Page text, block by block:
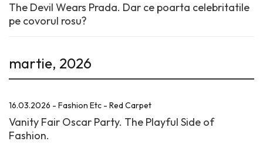
The Devil Wears Prada. Dar ce poarta celebritatile
pe covorul rosu?
martie, 2026
16.03.2026 - Fashion Etc - Red Carpet
Vanity Fair Oscar Party. The Playful Side of
Fashion.